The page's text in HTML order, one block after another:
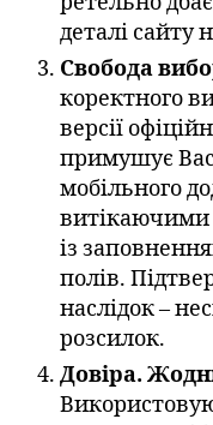
деталі сайту
Свобода
коректного
версії
примушує
мобільного
витікаючими
із
полів.
наслідок –
розсилок.
Довіра.